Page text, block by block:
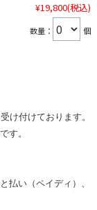
¥19,800(税込)
数量： 個
け付けております。
す。
払い（ペイディ）、